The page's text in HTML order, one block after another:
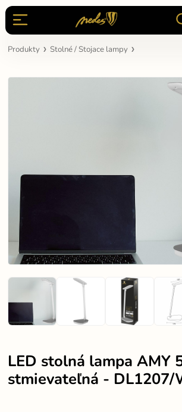
Produkty Stolné / Stojace lampy
LED stolná lampa AMY
stmievateľná - DL1207/